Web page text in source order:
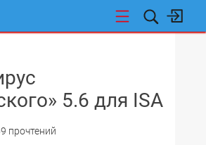
5.6 для ISA
прочтений